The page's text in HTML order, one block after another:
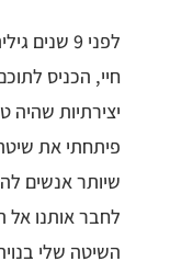
לפני 9
חיי, הכניס
יצירתיות שהיה
פיתחתי את
שיותר אנשים
לחבר אותנו אל
השיטה שלי